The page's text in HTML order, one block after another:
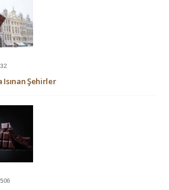
Isınan Şehirler